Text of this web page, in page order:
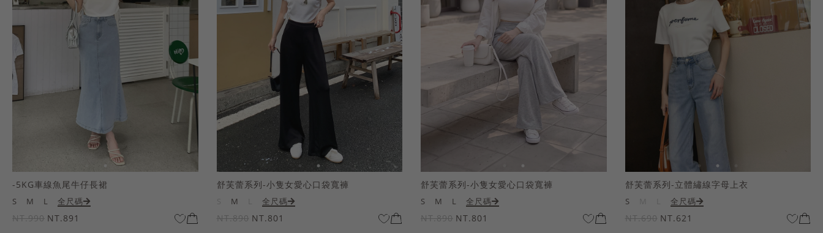
-5KG車線魚尾牛仔長裙
S M L 全尺碼
NT.990 NT.891
舒芙蕾系列-小隻女愛心口袋寬褲
M 全尺碼
NT.890 NT.801
舒芙蕾系列-小隻女愛心口袋寬褲
S M L 全尺碼
NT.890 NT.801
舒芙蕾系列-立體繡線字母上衣
S 全尺碼
NT.690 NT.621